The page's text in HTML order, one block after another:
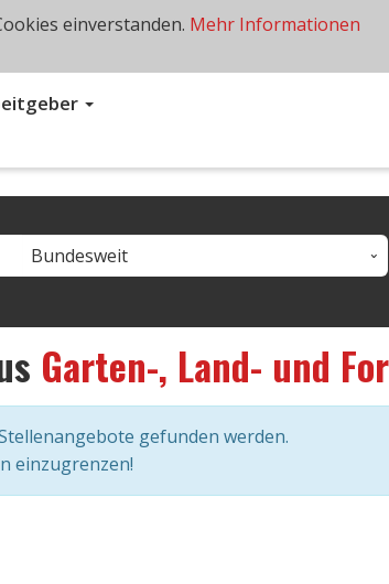
Garten-, Land- und
gefunden werden.
einzugrenzen!
einverstanden. Mehr Informationen